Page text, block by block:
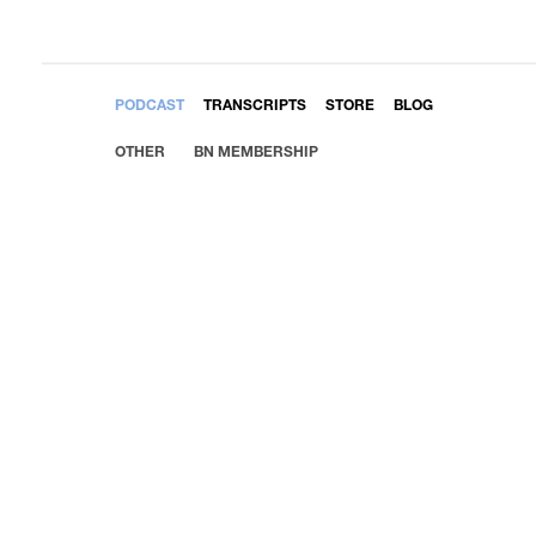
PODCAST TRANSCRIPTS STORE BLOG
OTHER BN MEMBERSHIP